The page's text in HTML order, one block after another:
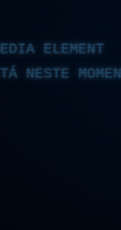
ELEMENT
NESTE